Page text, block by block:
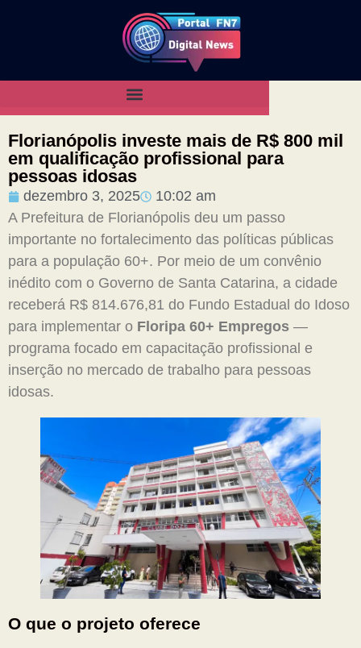
Florianópolis investe mais de R$ 800 mil
em qualificação profissional para
pessoas idosas
dezembro 3, 2025
10:02 am
A Prefeitura de Florianópolis deu um passo
importante no fortalecimento das políticas públicas
para a população 60+. Por meio de um convênio
inédito com o Governo de Santa Catarina, a cidade
receberá R$ 814.676,81 do Fundo Estadual do Idoso
para implementar o Floripa 60+ Empregos —
programa focado em capacitação profissional e
inserção no mercado de trabalho para pessoas
idosas.
O que o projeto oferece